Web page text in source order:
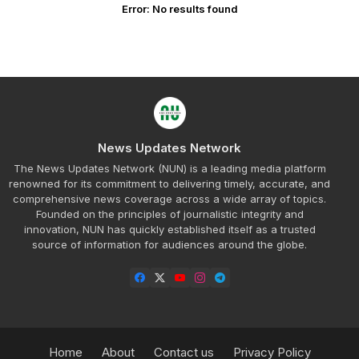
Error: No results found
News Updates Network
The News Updates Network (NUN) is a leading media platform
renowned for its commitment to delivering timely, accurate, and
comprehensive news coverage across a wide array of topics.
Founded on the principles of journalistic integrity and
innovation, NUN has quickly established itself as a trusted
source of information for audiences around the globe.
Home About Contact us Privacy Policy